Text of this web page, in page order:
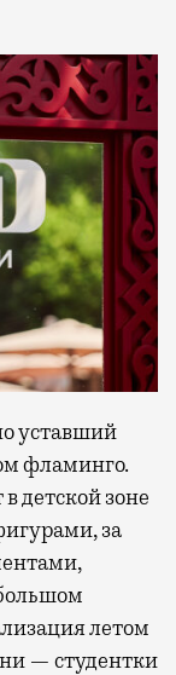
уставший
фламинго.
детской зоне
за
летом
— студентки